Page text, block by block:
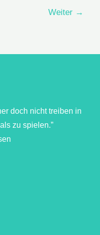
Weiter →
doch nicht treiben in
zu spielen.”